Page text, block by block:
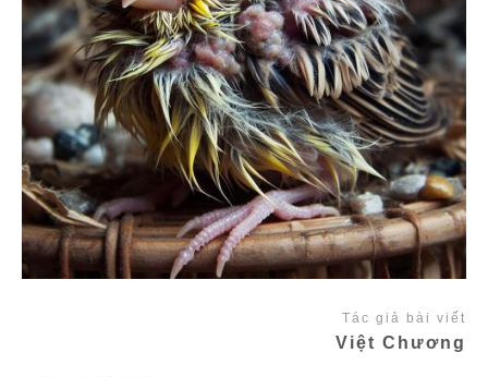
Tác giả bài viết
Việt Chương